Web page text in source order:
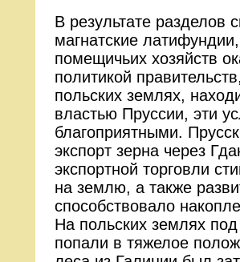
В результате разделов
магнатские
помещичьих хозяйств
политикой
польских землях,
властью Пруссии, эти
благоприятными.
экспорт зерна через
экспортной торговли
на землю, а также
способствовало
На польских землях
попали в тяжелое